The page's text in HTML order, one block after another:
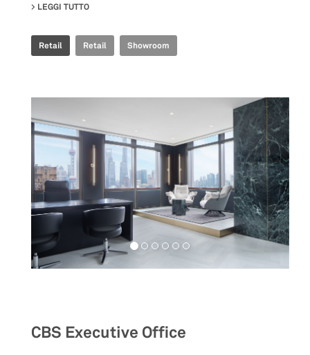
LEGGI TUTTO
Retail Retail Showroom
CBS Executive Office